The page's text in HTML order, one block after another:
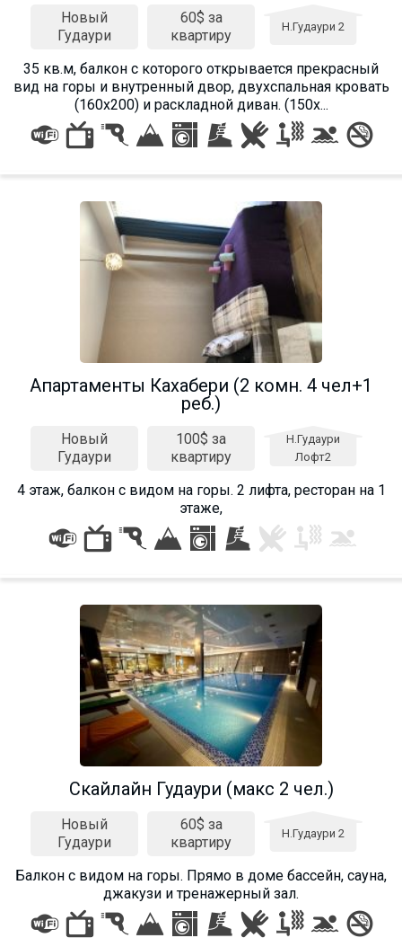
Новый
Гудаури
60$ за
квартиру
Н.Гудаури 2
35 кв.м, балкон с которого открывается прекрасный
вид на горы и внутренный двор, двухспальная кровать
(160х200) и раскладной диван. (150х...
Апартаменты Кахабери (2 комн. 4 чел+1
реб.)
Новый
Гудаури
100$ за
квартиру
Н.Гудаури
Лофт2
4 этаж, балкон с видом на горы. 2 лифта, ресторан на 1
этаже,
Скайлайн Гудаури (макс 2 чел.)
Новый
Гудаури
60$ за
квартиру
Н.Гудаури 2
Балкон c видом на горы. Прямо в доме бассейн, сауна,
джакузи и тренажерный зал.